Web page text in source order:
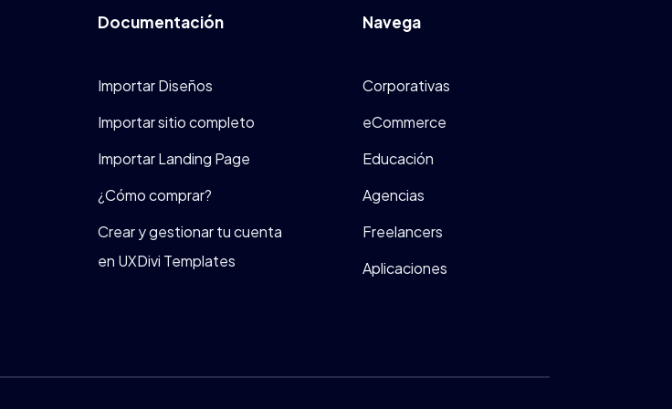
Documentación
Importar Diseños
Importar sitio completo
Importar Landing Page
¿Cómo comprar?
Crear y gestionar tu cuenta
en UXDivi Templates
Navega
Corporativas
eCommerce
Educación
Agencias
Freelancers
Aplicaciones